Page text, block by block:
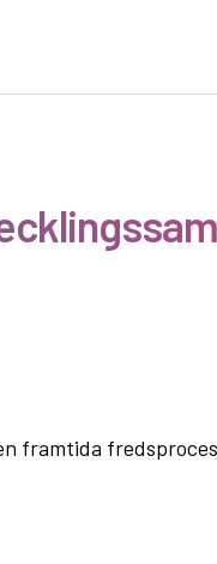
har angivits.
framtida